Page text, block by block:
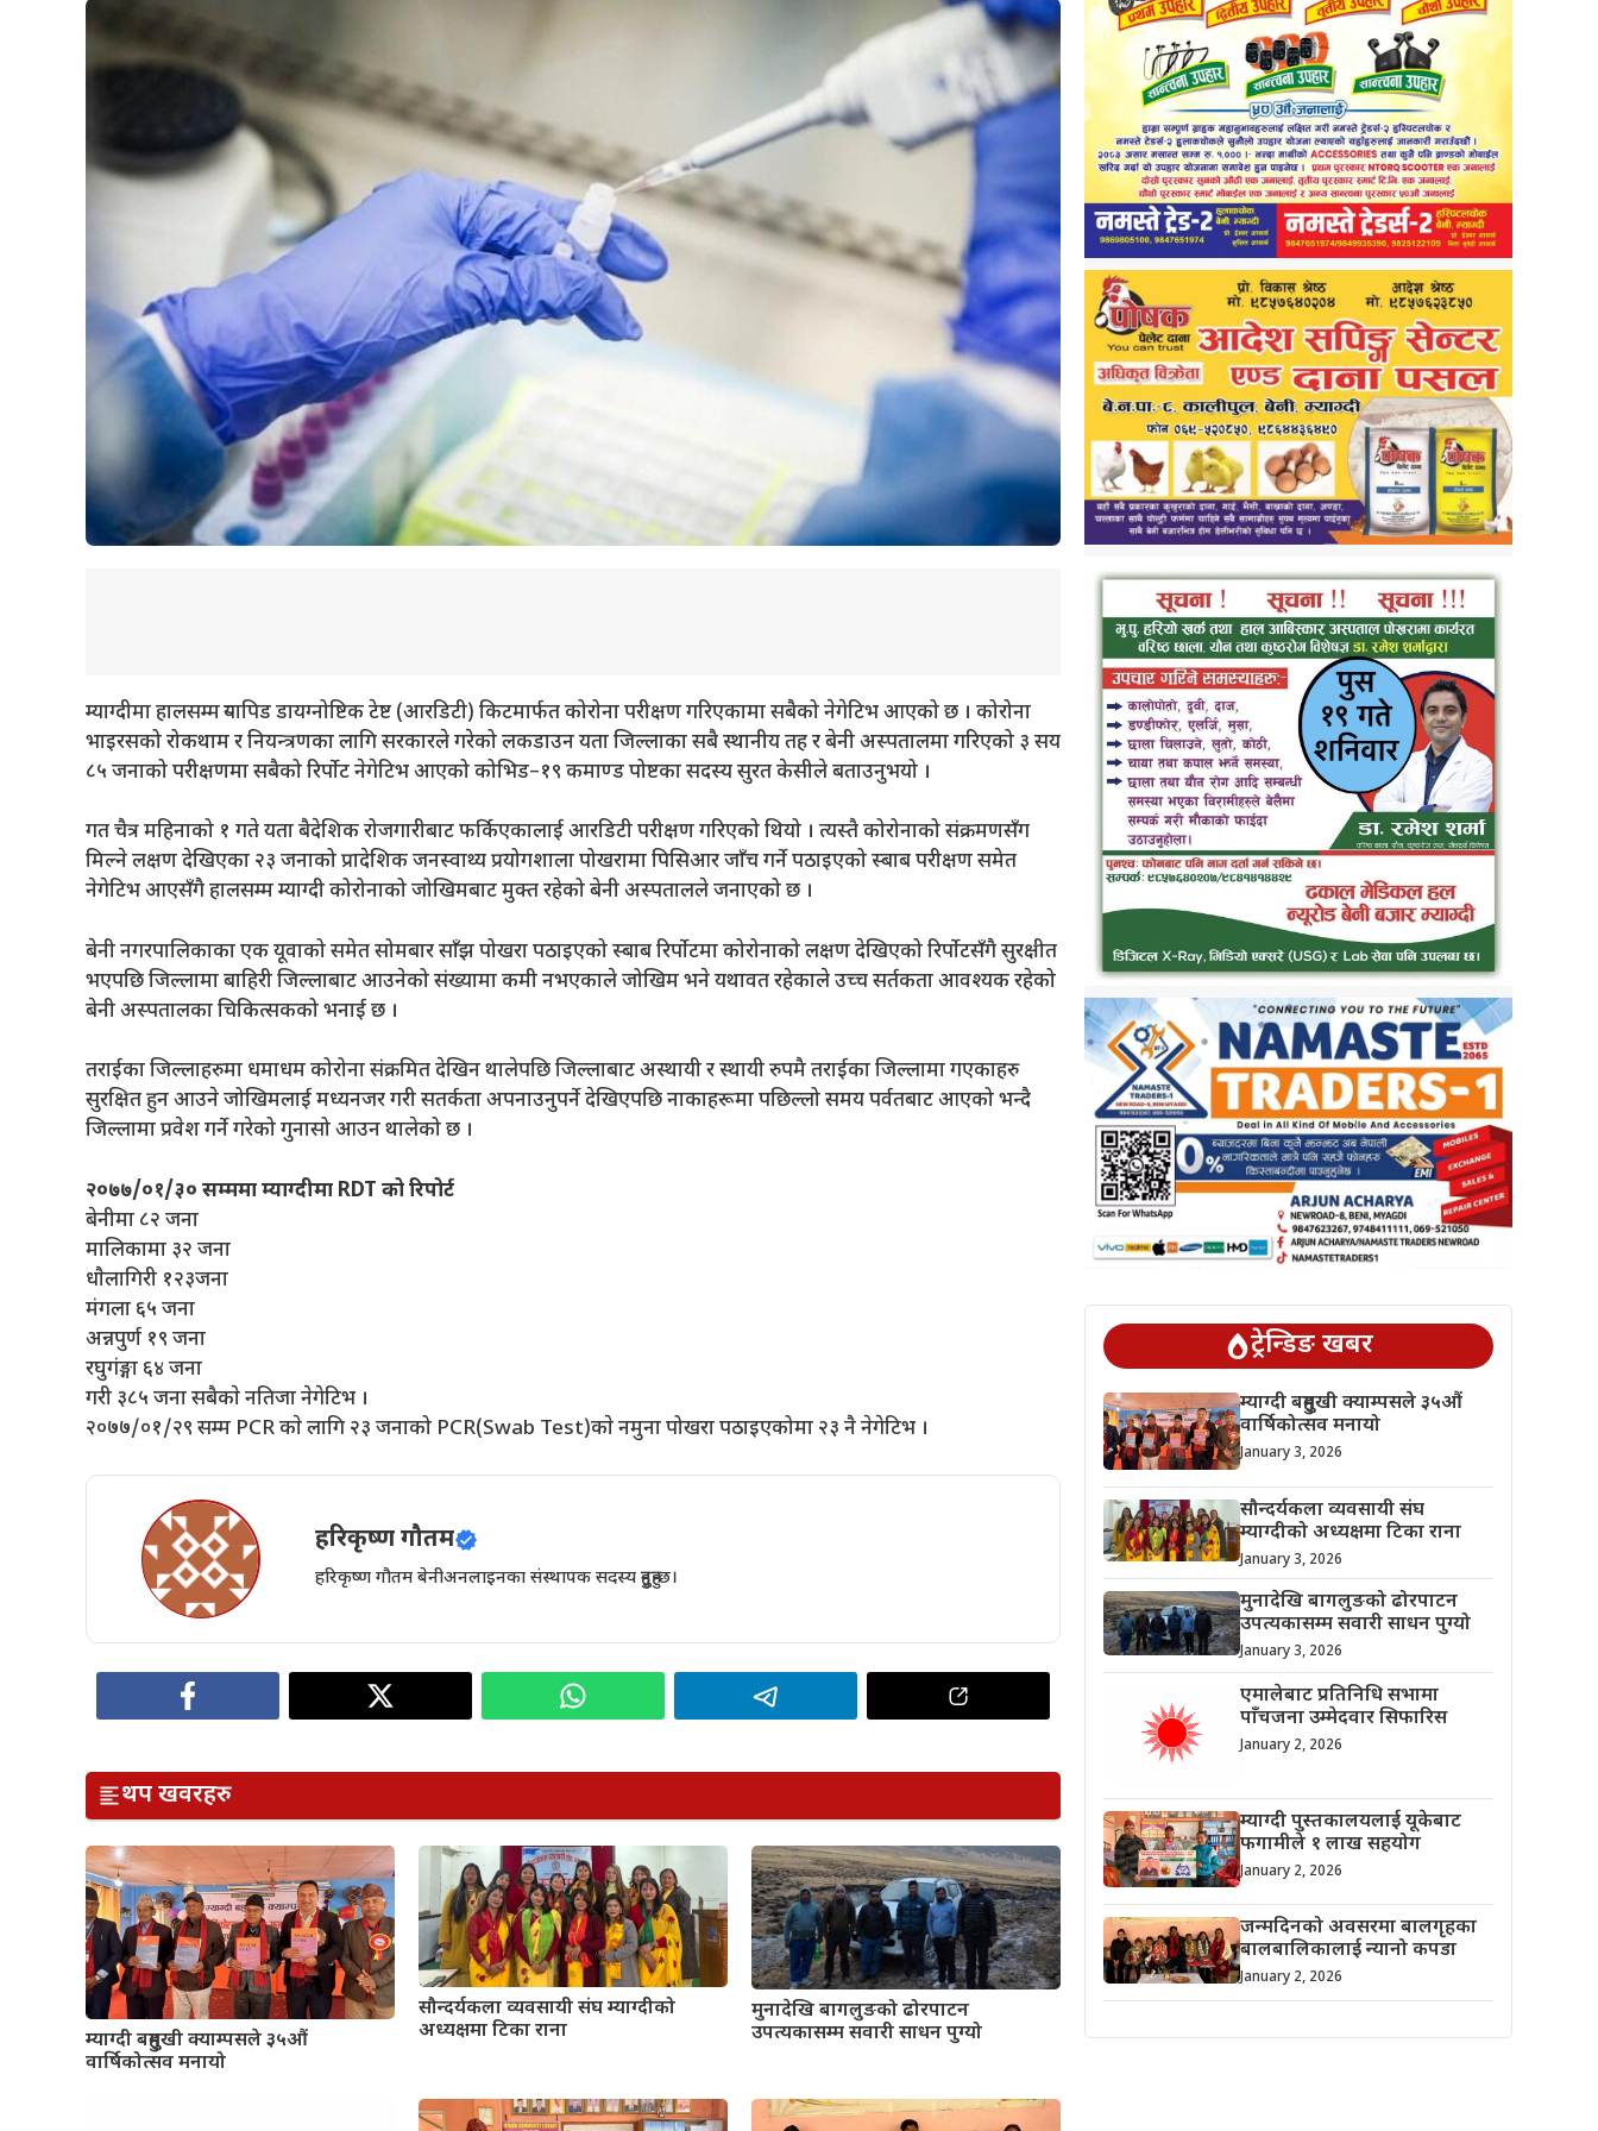
म्याग्दीमा हालसम्म र्‍यापिड डायग्नोष्टिक टेष्ट (आरडिटी) किटमार्फत कोरोना परीक्षण गरिएकामा सबैको नेगेटिभ आएको छ । कोरोना
भाइरसको रोकथाम र नियन्त्रणका लागि सरकारले गरेको लकडाउन यता जिल्लाका सबै स्थानीय तह र बेनी अस्पतालमा गरिएको ३ सय
८५ जनाको परीक्षणमा सबैको रिर्पोट नेगेटिभ आएको कोभिड–१९ कमाण्ड पोष्टका सदस्य सुरत केसीले बताउनुभयो ।
गत चैत्र महिनाको १ गते यता बैदेशिक रोजगारीबाट फर्किएकालाई आरडिटी परीक्षण गरिएको थियो । त्यस्तै कोरोनाको संक्रमणसँग
मिल्ने लक्षण देखिएका २३ जनाको प्रादेशिक जनस्वाथ्य प्रयोगशाला पोखरामा पिसिआर जाँच गर्ने पठाइएको स्बाब परीक्षण समेत
नेगेटिभ आएसँगै हालसम्म म्याग्दी कोरोनाको जोखिमबाट मुक्त रहेको बेनी अस्पतालले जनाएको छ ।
बेनी नगरपालिकाका एक यूवाको समेत सोमबार साँझ पोखरा पठाइएको स्बाब रिर्पोटमा कोरोनाको लक्षण देखिएको रिर्पोटसँगै सुरक्षीत
भएपछि जिल्लामा बाहिरी जिल्लाबाट आउनेको संख्यामा कमी नभएकाले जोखिम भने यथावत रहेकाले उच्च सर्तकता आवश्यक रहेको
बेनी अस्पतालका चिकित्सकको भनाई छ ।
तराईका जिल्लाहरुमा धमाधम कोरोना संक्रमित देखिन थालेपछि जिल्लाबाट अस्थायी र स्थायी रुपमै तराईका जिल्लामा गएकाहरु
सुरक्षित हुन आउने जोखिमलाई मध्यनजर गरी सतर्कता अपनाउनुपर्ने देखिएपछि नाकाहरूमा पछिल्लो समय पर्वतबाट आएको भन्दै
जिल्लामा प्रवेश गर्ने गरेको गुनासो आउन थालेको छ ।
२०७७/०१/३० सम्ममा म्याग्दीमा RDT को रिपोर्ट
बेनीमा ८२ जना
मालिकामा ३२ जना
धाैलागिरी १२३जना
मंगला ६५ जना
अन्नपुर्ण १९ जना
रघुगंङ्गा ६४ जना
गरी ३८५ जना सबैकाे नतिजा नेगेटिभ ।
२०७७/०१/२९ सम्म PCR काे लागि २३ जनाको PCR(Swab Test)काे नमुना पोखरा पठाइएकोमा २३ नै नेगेटिभ ।
हरिकृष्ण गौतम
हरिकृष्ण गौतम बेनीअनलाइनका संस्थापक सदस्य हुनुहुन्छ।
थप खवरहरु
म्याग्दी बहुमुखी क्याम्पसले ३५औं
वार्षिकोत्सव मनायो
सौन्दर्यकला व्यवसायी संघ म्याग्दीको
अध्यक्षमा टिका राना
मुनादेखि बागलुङको ढोरपाटन
उपत्यकासम्म सवारी साधन पुग्यो
ट्रेन्डिङ खबर
म्याग्दी बहुमुखी क्याम्पसले ३५औं
वार्षिकोत्सव मनायो
January 3, 2026
सौन्दर्यकला व्यवसायी संघ
म्याग्दीको अध्यक्षमा टिका राना
January 3, 2026
मुनादेखि बागलुङको ढोरपाटन
उपत्यकासम्म सवारी साधन पुग्यो
January 3, 2026
एमालेबाट प्रतिनिधि सभामा
पाँचजना उम्मेदवार सिफारिस
January 2, 2026
म्याग्दी पुस्तकालयलाई यूकेबाट
फगामीले १ लाख सहयोग
January 2, 2026
जन्मदिनको अवसरमा बालगृहका
बालबालिकालाई न्यानो कपडा
January 2, 2026